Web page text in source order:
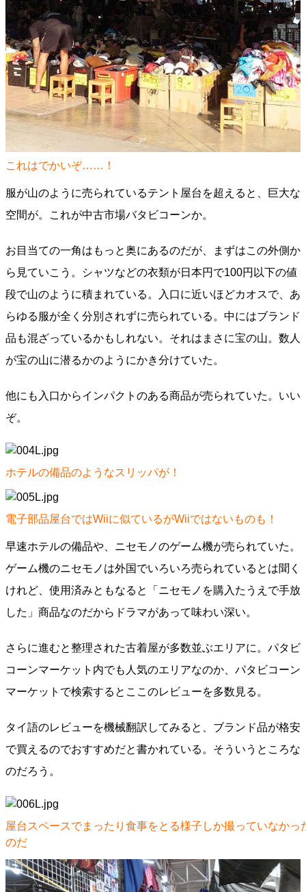
これはでかいぞ……！
服が山のように売られているテント屋台を超えると、巨大な
空間が。これが中古市場バタビコーンか。
お目当ての一角はもっと奥にあるのだが、まずはこの外側か
ら見ていこう。シャツなどの衣類が日本円で100円以下の値
段で山のように積まれている。入口に近いほどカオスで、あ
らゆる服が全く分別されずに売られている。中にはブランド
品も混ざっているかもしれない。それはまさに宝の山。数人
が宝の山に潜るかのようにかき分けていた。
他にも入口からインパクトのある商品が売られていた。いい
ぞ。
ホテルの備品のようなスリッパが！
電子部品屋台ではWiiに似ているがWiiではないものも！
早速ホテルの備品や、ニセモノのゲーム機が売られていた。
ゲーム機のニセモノは外国でいろいろ売られているとは聞く
けれど、使用済みともなると「ニセモノを購入たうえで手放
した」商品なのだからドラマがあって味わい深い。
さらに進むと整理された古着屋が多数並ぶエリアに。パタビ
コーンマーケット内でも人気のエリアなのか、パタビコーン
マーケットで検索するとここのレビューを多数見る。
タイ語のレビューを機械翻訳してみると、ブランド品が格安
で買えるのでおすすめだと書かれている。そういうところな
のだろう。
屋台スペースでまったり食事をとる様子しか撮っていなか
のだ